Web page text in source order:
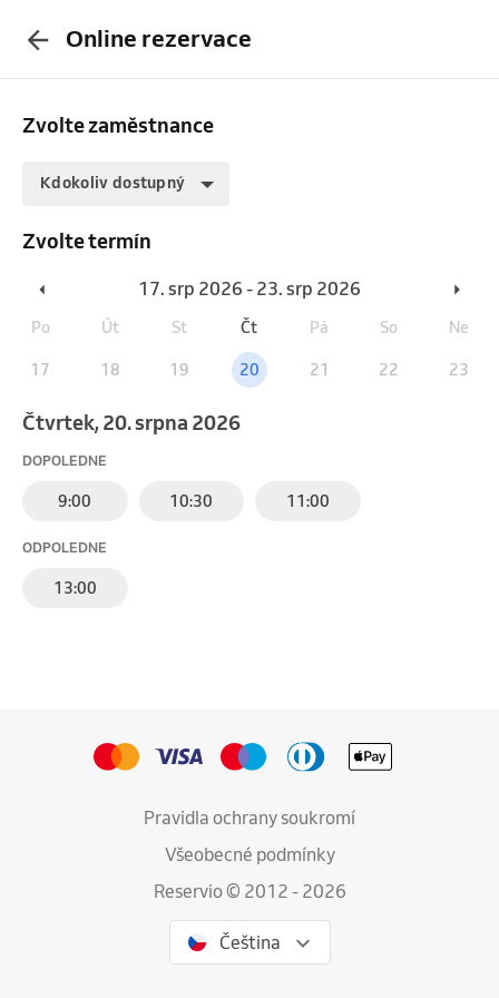
Online rezervace
Zvolte zaměstnance
Kdokoliv dostupný
Zvolte termín
17. srp 2026 - 23. srp 2026
Po Út St Čt Pá So Ne
17 18 19 20 21 22 23
čtvrtek, 20. srpna 2026
DOPOLEDNE
9:00 10:30 11:00
ODPOLEDNE
13:00
Pravidla ochrany soukromí
Všeobecné podmínky
Reservio © 2012 - 2026
Čeština